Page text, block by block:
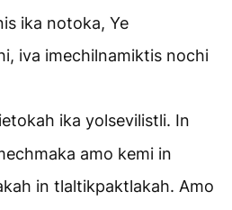
ika notoka, Ye
iva imechilnamiktis nochi
ika yolsevilistli. In
amo kemi in
in tlaltikpaktlakah. Amo